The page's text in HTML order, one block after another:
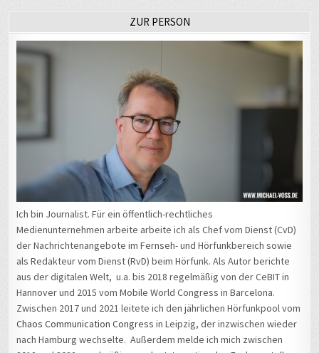
ZUR PERSON
Ich bin Journalist. Für ein öffentlich-rechtliches
Medienunternehmen arbeite arbeite ich als Chef vom Dienst (CvD)
der Nachrichtenangebote im Fernseh- und Hörfunkbereich sowie
als Redakteur vom Dienst (RvD) beim Hörfunk. Als Autor berichte
aus der digitalen Welt, u.a. bis 2018 regelmäßig von der CeBIT in
Hannover und 2015 vom Mobile World Congress in Barcelona.
Zwischen 2017 und 2021 leitete ich den jährlichen Hörfunkpool vom
Chaos Communication Congress in Leipzig, der inzwischen wieder
nach Hamburg wechselte. Außerdem melde ich mich zwischen